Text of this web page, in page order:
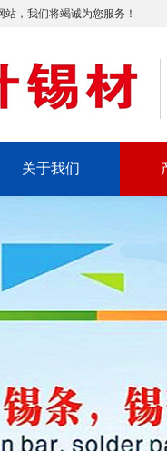
，我们将竭诚为您服务！
关于我们